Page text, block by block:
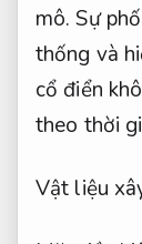
mô. Sự
thống và
cổ điển
theo thời
Vật liệu